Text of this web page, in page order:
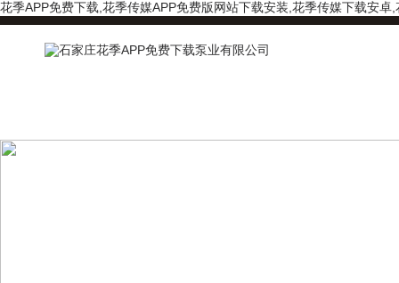
花季APP免费下载,花季传媒APP免费版网站下载安装,花季传媒下载安卓